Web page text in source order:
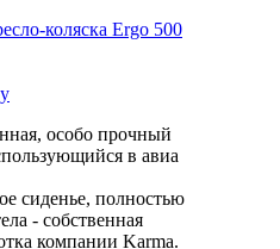
коляска Ergo 500
особо прочный
в авиа
сиденье, полностью
- собственная
компании Karma.